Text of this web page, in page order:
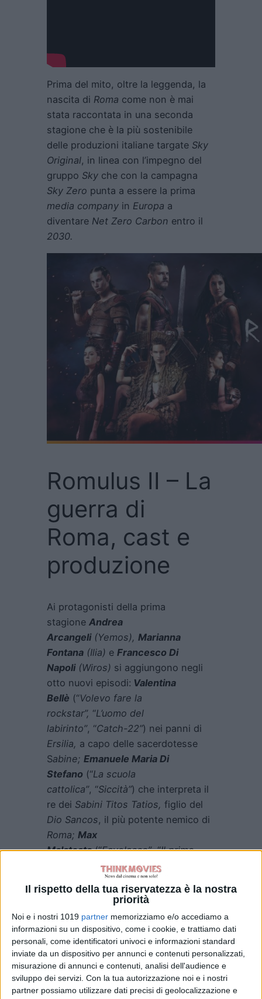
Il rispetto della tua riservatezza è la nostra
priorità
Noi e i nostri 1019 partner memorizziamo e/o accediamo a
informazioni su un dispositivo, come i cookie, e trattiamo dati
personali, come identificatori univoci e informazioni standard
inviate da un dispositivo per annunci e contenuti personalizzati,
misurazione di annunci e contenuti, analisi dell'audience e
sviluppo dei servizi. Con la tua autorizzazione noi e i nostri
partner possiamo utilizzare dati precisi di geolocalizzazione e
Prima del mito, oltre la leggenda, la
nascita di Roma come non è mai
stata raccontata in una seconda
stagione che è la più sostenibile
delle produzioni italiane targate Sky
Original, in linea con l’impegno del
gruppo Sky che con la campagna
Sky Zero punta a essere la prima
media company in Europa a
diventare Net Zero Carbon entro il
2030.
Romulus II – La
guerra di
Roma, cast e
produzione
Ai protagonisti della prima
stagione Andrea
Arcangeli(Yemos), Marianna
Fontana (Ilia) e Francesco Di
Napoli(Wiros) si aggiungono negli
otto nuovi episodi: Valentina
Bellè (“Volevo fare la
rockstar”, “L’uomo del
labirinto”, “Catch-22”) nei panni di
Ersilia, a capo delle sacerdotesse
Sabine; Emanuele Maria Di
Stefano (“La scuola
cattolica”, “Siccità”) che interpreta il
re dei Sabini Titos Tatios, figlio del
Dio Sancos, il più potente nemico di
Roma; Max
Malatesta(“Favolacce”, “Il primo
Sabos,consigliere e braccio
re dei Sabini;
Nasti(“L’amica geniale”) veste i
sacerdotesseSabine;
mentreGiancarlo Commare(“Skam
Italia”, “Maschile singolare”, “La
Belva”) èAtys, il giovanere di
Satricum. Tornano ancheSergio